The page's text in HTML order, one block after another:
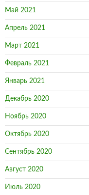
Февраль 2021
Январь 2021
Декабрь 2020
Ноябрь 2020
Октябрь 2020
Сентябрь 2020
Август 2020
Июль 2020
Июнь 2020
Апрель 2020
Март 2020